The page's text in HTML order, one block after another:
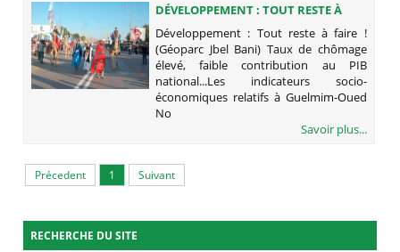
DÉVELOPPEMENT : TOUT RESTE À
FAIRE ! (GÉOPARC JBEL BANI)
Développement : Tout reste à faire !
(Géoparc Jbel Bani) Taux de chômage
élevé, faible contribution au PIB
national...Les indicateurs socio-
économiques relatifs à Guelmim-Oued
No
Savoir plus...
Précedent 1 Suivant
RECHERCHE DU SITE